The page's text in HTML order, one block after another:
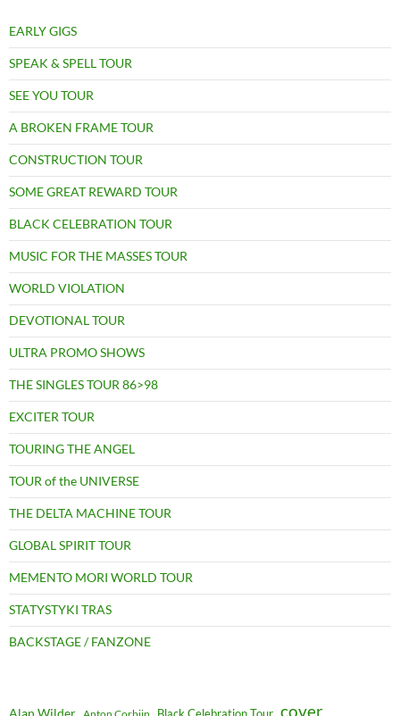
EARLY GIGS
SPEAK & SPELL TOUR
SEE YOU TOUR
A BROKEN FRAME TOUR
CONSTRUCTION TOUR
SOME GREAT REWARD TOUR
BLACK CELEBRATION TOUR
MUSIC FOR THE MASSES TOUR
WORLD VIOLATION
DEVOTIONAL TOUR
ULTRA PROMO SHOWS
THE SINGLES TOUR 86>98
EXCITER TOUR
TOURING THE ANGEL
TOUR of the UNIVERSE
THE DELTA MACHINE TOUR
GLOBAL SPIRIT TOUR
MEMENTO MORI WORLD TOUR
STATYSTYKI TRAS
BACKSTAGE / FANZONE
Alan Wilder Anton Corbijn Black Celebration Tour cover